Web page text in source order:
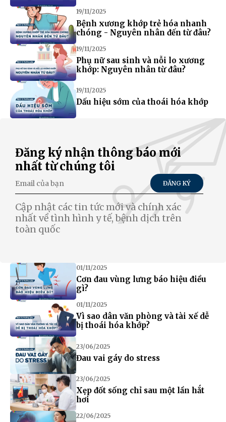
19/11/2025
Bệnh xương khớp trẻ hóa nhanh
chóng - Nguyên nhân đến từ đâu?
19/11/2025
Phụ nữ sau sinh và nỗi lo xương
khớp: Nguyên nhân từ đâu?
19/11/2025
Dấu hiệu sớm của thoái hóa khớp
Đăng ký nhận thông báo mới
nhất từ chúng tôi
ĐĂNG KÝ
Cập nhật các tin tức mới và chính xác
nhất về tình hình y tế, bệnh dịch trên
toàn quốc
01/11/2025
Cơn đau vùng lưng báo hiệu điều
gì?
01/11/2025
Vì sao dân văn phòng và tài xế dễ
bị thoái hóa khớp?
23/06/2025
Đau vai gáy do stress
23/06/2025
Xẹp đốt sống chỉ sau một lần hắt
hơi
22/06/2025